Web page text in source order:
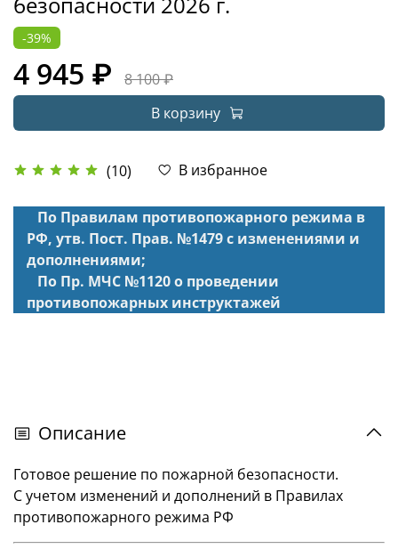
(10) В избранное
-39%
4 945 ₽
8 100 ₽
В корзину
По Правилам противопожарного режима в
РФ, утв. Пост. Прав. №1479 с изменениями и
дополнениями;
По Пр. МЧС №1120 о проведении
противопожарных инструктажей
Описание
Готовое решение по пожарной безопасности.
С учетом изменений и дополнений в Правилах
противопожарного режима РФ